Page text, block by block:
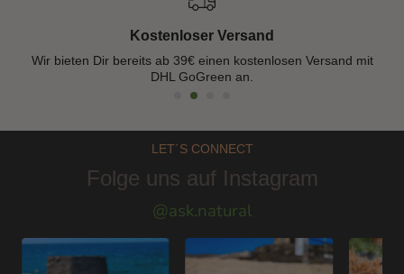
Kostenloser Versand
Wir bieten Dir bereits ab 39€ einen kostenlosen Versand mit
DHL GoGreen an.
LET´S CONNECT
Folge uns auf Instagram
@ask.natural